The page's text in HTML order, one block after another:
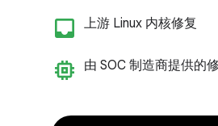
上游 Linux 内核修复
memory 由 SOC 制造商提供的